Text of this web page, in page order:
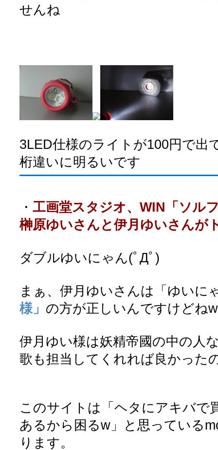
せんね
3LED仕様のライトが100円で出
桁違いに明るいです
・ 工画堂スタジオ、WIN「ソル
榊原ゆいさんと伊月ゆいさんが
ダブルゆいにゃん(ﾟДﾟ)
まぁ、伊月ゆいさんは「ゆいに
様」 の方が正しいんですけどねw
伊月ゆい様は妖精帝國の中の人
歌も担当してくれれば良かった
このサイトは「ヘタにアキバで
あるから困るw」と思っている
ります。